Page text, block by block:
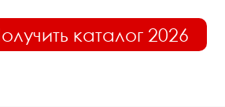
каталог 2026